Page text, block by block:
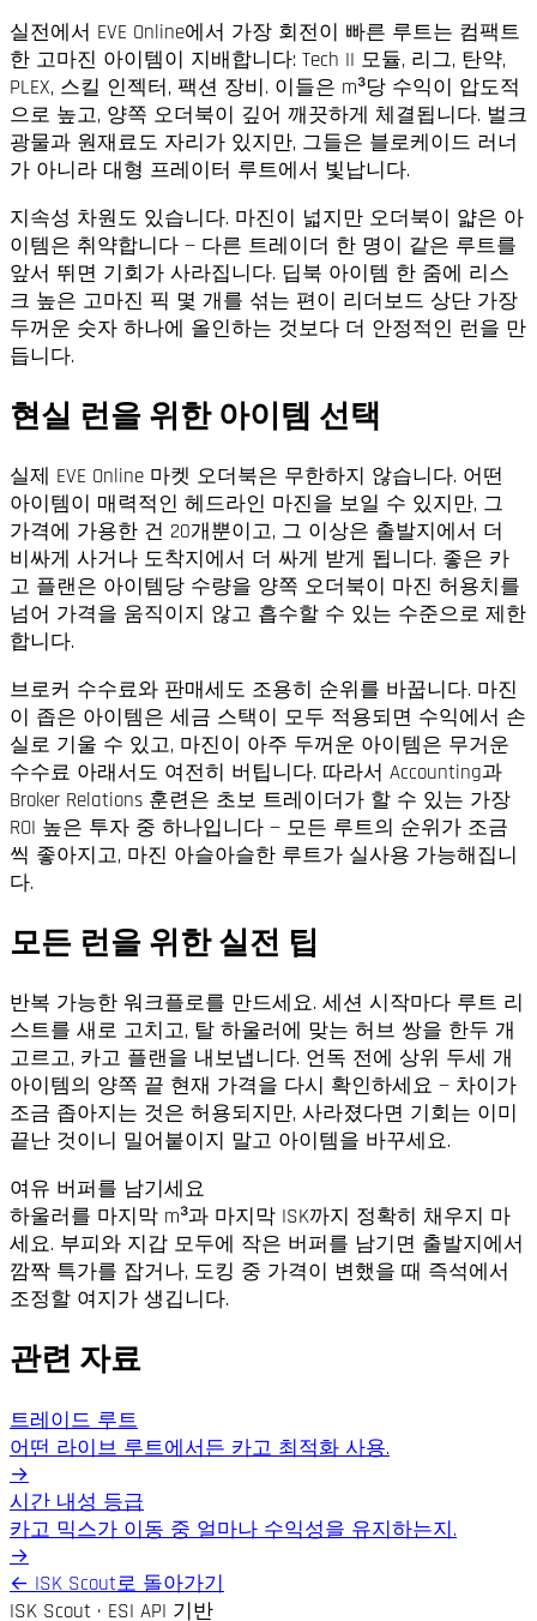
실전에서 EVE Online에서 가장 회전이 빠른 루트는 컴팩트
한 고마진 아이템이 지배합니다: Tech II 모듈, 리그, 탄약,
PLEX, 스킬 인젝터, 팩션 장비. 이들은 m³당 수익이 압도적
으로 높고, 양쪽 오더북이 깊어 깨끗하게 체결됩니다. 벌크
광물과 원재료도 자리가 있지만, 그들은 블로케이드 러너
가 아니라 대형 프레이터 루트에서 빛납니다.
지속성 차원도 있습니다. 마진이 넓지만 오더북이 얇은 아
이템은 취약합니다 — 다른 트레이더 한 명이 같은 루트를
앞서 뛰면 기회가 사라집니다. 딥북 아이템 한 줌에 리스
크 높은 고마진 픽 몇 개를 섞는 편이 리더보드 상단 가장
두꺼운 숫자 하나에 올인하는 것보다 더 안정적인 런을 만
듭니다.
현실 런을 위한 아이템 선택
실제 EVE Online 마켓 오더북은 무한하지 않습니다. 어떤
아이템이 매력적인 헤드라인 마진을 보일 수 있지만, 그
가격에 가용한 건 20개뿐이고, 그 이상은 출발지에서 더
비싸게 사거나 도착지에서 더 싸게 받게 됩니다. 좋은 카
고 플랜은 아이템당 수량을 양쪽 오더북이 마진 허용치를
넘어 가격을 움직이지 않고 흡수할 수 있는 수준으로 제한
합니다.
브로커 수수료와 판매세도 조용히 순위를 바꿉니다. 마진
이 좁은 아이템은 세금 스택이 모두 적용되면 수익에서 손
실로 기울 수 있고, 마진이 아주 두꺼운 아이템은 무거운
수수료 아래서도 여전히 버팁니다. 따라서 Accounting과
Broker Relations 훈련은 초보 트레이더가 할 수 있는 가장
ROI 높은 투자 중 하나입니다 — 모든 루트의 순위가 조금
씩 좋아지고, 마진 아슬아슬한 루트가 실사용 가능해집니
다.
모든 런을 위한 실전 팁
반복 가능한 워크플로를 만드세요. 세션 시작마다 루트 리
스트를 새로 고치고, 탈 하울러에 맞는 허브 쌍을 한두 개
고르고, 카고 플랜을 내보냅니다. 언독 전에 상위 두세 개
아이템의 양쪽 끝 현재 가격을 다시 확인하세요 — 차이가
조금 좁아지는 것은 허용되지만, 사라졌다면 기회는 이미
끝난 것이니 밀어붙이지 말고 아이템을 바꾸세요.
여유 버퍼를 남기세요
하울러를 마지막 m³과 마지막 ISK까지 정확히 채우지 마
세요. 부피와 지갑 모두에 작은 버퍼를 남기면 출발지에서
깜짝 특가를 잡거나, 도킹 중 가격이 변했을 때 즉석에서
조정할 여지가 생깁니다.
관련 자료
트레이드 루트
어떤 라이브 루트에서든 카고 최적화 사용.
→
시간 내성 등급
카고 믹스가 이동 중 얼마나 수익성을 유지하는지.
→
← ISK Scout로 돌아가기
ISK Scout · ESI API 기반